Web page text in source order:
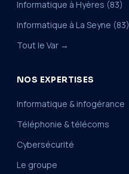
Informatique à Hyères (83)
Informatique à La Seyne (83)
Tout le Var →
NOS EXPERTISES
Informatique & infogérance
Téléphonie & télécoms
Cybersécurité
Le groupe